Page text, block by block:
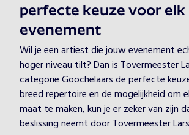
perfecte keuze voor elk
evenement
Wil je een artiest die jouw evenement
hoger niveau tilt? Dan is Tovermeester
categorie Goochelaars de perfecte
breed repertoire en de mogelijkheid om
maat te maken, kun je er zeker van zijn
beslissing neemt door Tovermeester